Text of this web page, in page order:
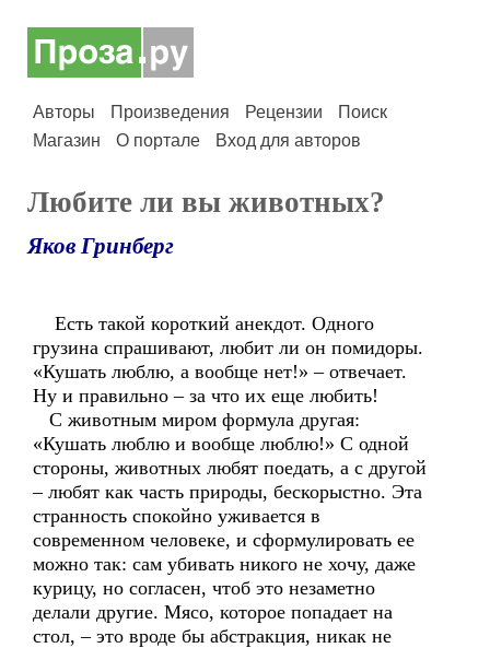
Авторы Произведения Рецензии
Поиск
Магазин
О портале Вход для авторов
Любите ли вы животных?
Яков Гринберг
Есть такой короткий анекдот. Одного
грузина спрашивают, любит ли он помидоры.
«Кушать люблю, а вообще нет!» – отвечает.
Ну и правильно – за что их еще любить!
С животным миром формула другая:
«Кушать люблю и вообще люблю!» С одной
стороны, животных любят поедать, а с другой
– любят как часть природы, бескорыстно. Эта
странность спокойно уживается в
современном человеке, и сформулировать ее
можно так: сам убивать никого не хочу, даже
курицу, но согласен, чтоб это незаметно
делали другие. Мясо, которое попадает на
стол, – это вроде бы абстракция, никак не